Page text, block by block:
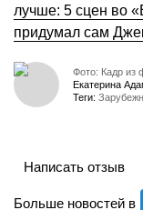
лучше: 5 сцен во
придумал сам
Фото: Кадр из
Екатерина
Теги:
Больше новостей в
Написать отзыв